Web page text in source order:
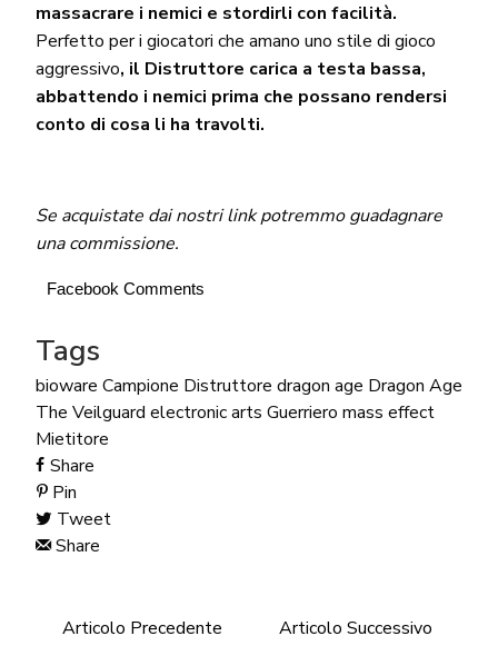
massacrare i nemici e stordirli con facilità.
Perfetto per i giocatori che amano uno stile di gioco
aggressivo, il Distruttore carica a testa bassa,
abbattendo i nemici prima che possano rendersi
conto di cosa li ha travolti.
Se acquistate dai nostri link potremmo guadagnare
una commissione.
Facebook Comments
Tags
bioware Campione Distruttore dragon age Dragon Age
The Veilguard electronic arts Guerriero mass effect
Mietitore
Share
Pin
Tweet
Share
Articolo Precedente
Articolo Successivo